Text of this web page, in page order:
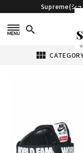
Supreme(シ
search
view_module